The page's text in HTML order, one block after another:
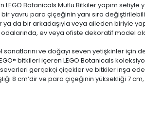
Botanicals Mutlu Bitkiler yapım setiyle
yavru para çiçeğinin yanı sıra
ya da bir arkadaşıyla veya aileden biriyle
ev veya ofiste dekoratif model
sanatlarını ve doğayı seven yetişkinler için
bitkileri içeren LEGO Botanicals
gerçekçi çiçekler ve bitkiler inşa
8 cm’dir ve para çiçeğinin yüksekliği 7